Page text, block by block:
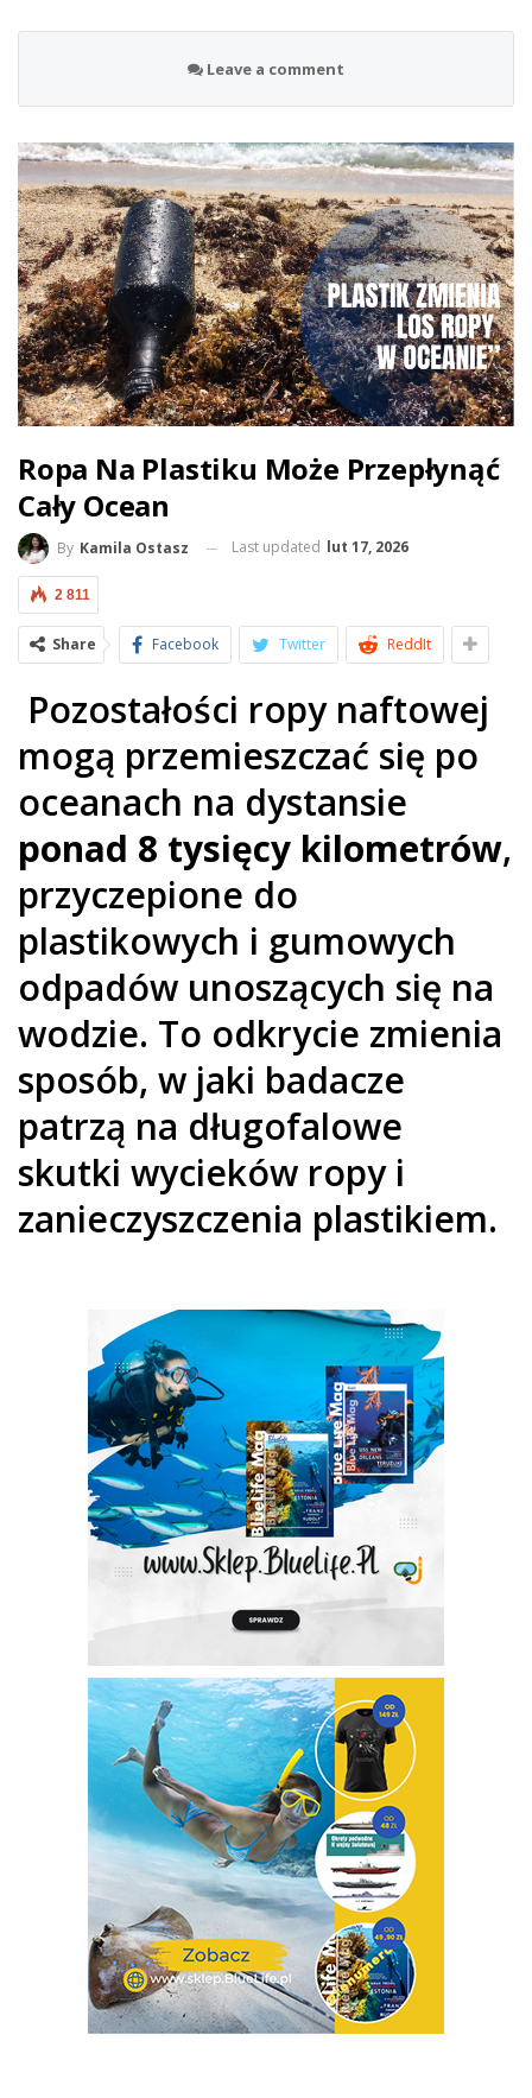
Leave a comment
Ropa Na Plastiku Może Przepłynąć
Cały Ocean
By Kamila Ostasz Last updated lut 17, 2026
2 811
Share Facebook Twitter ReddIt
Pozostałości ropy naftowej
mogą przemieszczać się po
oceanach na dystansie
ponad 8 tysięcy kilometrów,
przyczepione do
plastikowych i gumowych
odpadów unoszących się na
wodzie. To odkrycie zmienia
sposób, w jaki badacze
patrzą na długofalowe
skutki wycieków ropy i
zanieczyszczenia plastikiem.